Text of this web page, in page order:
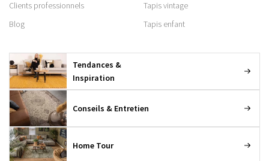
Clients professionnels
Blog
Tapis vintage
Tapis enfant
Tendances &
Inspiration
Conseils & Entretien
Home Tour